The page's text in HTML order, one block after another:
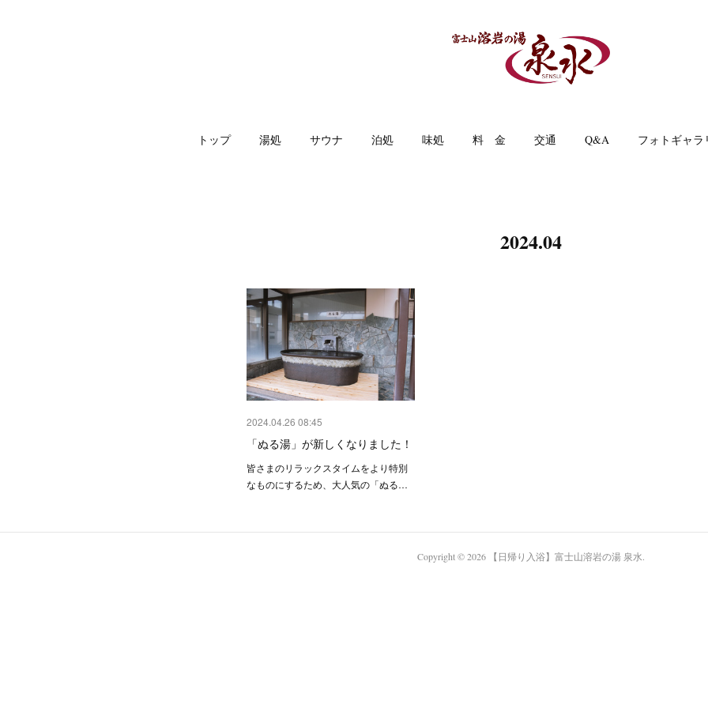
トップ 湯処 サウナ 泊処 味処 料 金 交通 Q&A フォトギャラ
2024.04
2024.04.26 08:45
「ぬる湯」が新しくなりました！
皆さまのリラックスタイムをより特別
なものにするため、大人気の「ぬる…
Copyright ©2026 【日帰り入浴】富士山溶岩の湯 泉水.